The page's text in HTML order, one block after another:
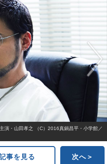
演・山田孝之 （C）2016真鍋昌平・小学館／
事を見る 次へ＞